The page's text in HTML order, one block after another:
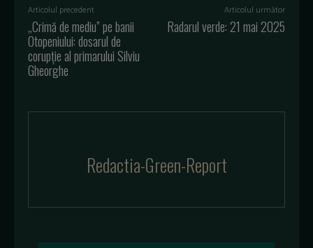
Articolul precedent
„Crimă de mediu” pe banii
Otopeniului: dosarul de
corupție al primarului Silviu
Gheorghe
Articolul următor
Radarul verde: 21 mai 2025
Redactia-Green-Report